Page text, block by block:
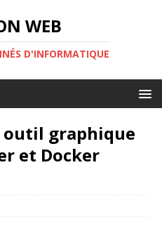
WEB
D'INFORMATIQUE
outil graphique
et Docker